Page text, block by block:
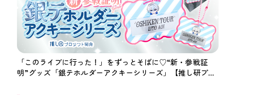
「このライブに行った！」をずっとそばに♡“新・参戦証
明”グッズ「銀テホルダーアクキーシリーズ」【推し研プロ